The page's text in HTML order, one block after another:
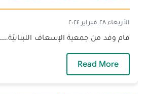
الأربعاء ٢٨ فبراير ٢٠٢٤
قام وفد من جمعية الإسعاف اللبنانيّة،...
Read More